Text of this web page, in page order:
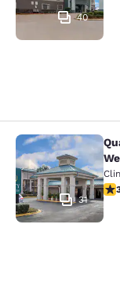
40
Quality
31